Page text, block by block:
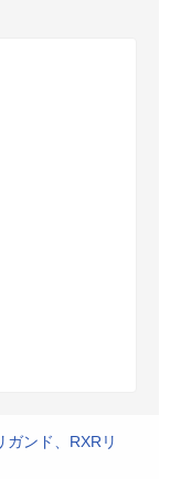
ガンド、RXRリ